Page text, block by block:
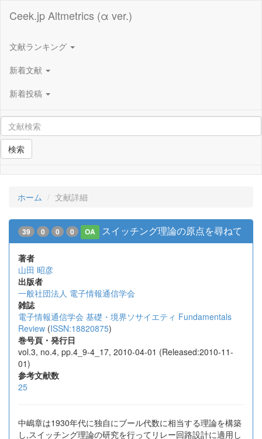
Ceek.jp Altmetrics (α ver.)
文献ランキング
新着文献
新着投稿
検索
ホーム 文献詳細
39 0 0 0 OA スイッチング理論の原点を尋ねて
著者
山田 昭彦
出版者
一般社団法人 電子情報通信学会
雑誌
電子情報通信学会 基礎・境界ソサイエティ Fundamentals
Review (ISSN:18820875)
巻号頁・発行日
vol.3, no.4, pp.4_9-4_17, 2010-04-01 (Released:2010-11-
01)
参考文献数
25
中嶋章は1930年代に独自にブール代数に相当する理論を構築
し,スイッチング理論の研究を行ってリレー回路設計に適用し